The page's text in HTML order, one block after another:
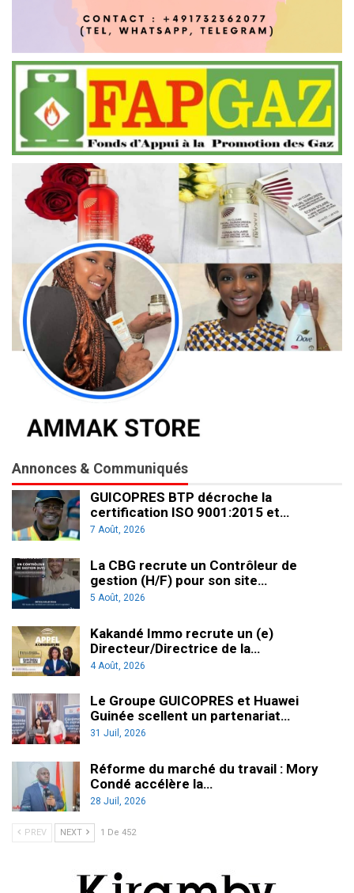
Annonces & Communiqués
GUICOPRES BTP décroche la
certification ISO 9001:2015 et…
7 Août, 2026
La CBG recrute un Contrôleur de
gestion (H/F) pour son site…
5 Août, 2026
Kakandé Immo recrute un (e)
Directeur/Directrice de la…
4 Août, 2026
Le Groupe GUICOPRES et Huawei
Guinée scellent un partenariat…
31 Juil, 2026
Réforme du marché du travail : Mory
Condé accélère la…
28 Juil, 2026
PREV NEXT 1 De 452